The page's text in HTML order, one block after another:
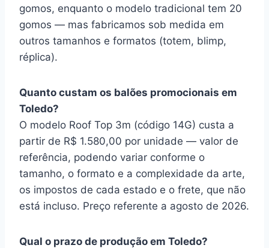
gomos, enquanto o modelo tradicional tem 20
gomos — mas fabricamos sob medida em
outros tamanhos e formatos (totem, blimp,
réplica).
Quanto custam os balões promocionais em
Toledo?
O modelo Roof Top 3m (código 14G) custa a
partir de R$ 1.580,00 por unidade — valor de
referência, podendo variar conforme o
tamanho, o formato e a complexidade da arte,
os impostos de cada estado e o frete, que não
está incluso. Preço referente a agosto de 2026.
Qual o prazo de produção em Toledo?